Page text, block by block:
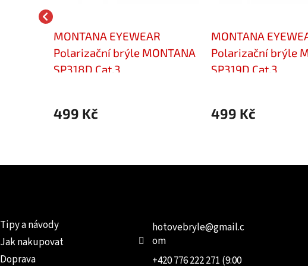
MONTANA EYEWEAR
Polarizační brýle MONTANA
SP318D Cat.3
499 Kč
MONTANA
Polarizační brýle
SP319D Cat.3
499 Kč
Tipy a návody
Jak nakupovat
Doprava
hotovebryle@gmail.c
om
+420 776 222 271 (9:00